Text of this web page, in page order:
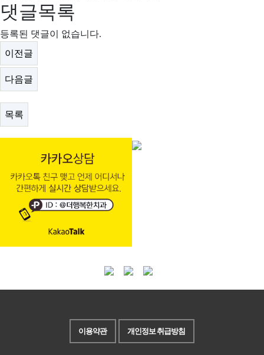
댓글목록
등록된 댓글이 없습니다.
이전글
다음글
목록
이용약관 개인정보 취급방침